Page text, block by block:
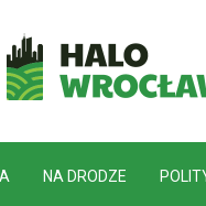
NA DRODZE